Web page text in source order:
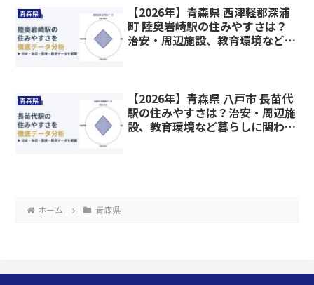
青森県
【2026年】青森県 西津軽郡深浦
町 陸奥岩崎駅の住みやすさは？
治安・周辺施設、教育環境など暮
青森県
【2026年】青森県 八戸市 長苗代
駅の住みやすさは？治安・周辺施
設、教育環境など暮らしに関わる
ホーム 青森県